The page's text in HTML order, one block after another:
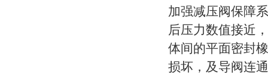
加强减压阀保障
后压力数值接近
体间的平面密封
损坏，及导阀连